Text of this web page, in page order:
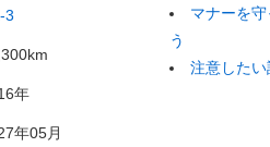
3
年
年05月
マナーを
う
注意した